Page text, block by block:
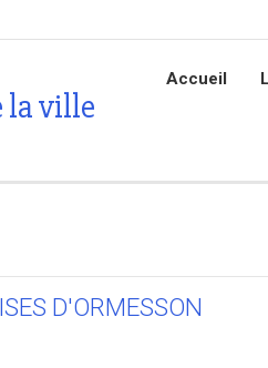
la ville
Accueil
D'ORMESSON